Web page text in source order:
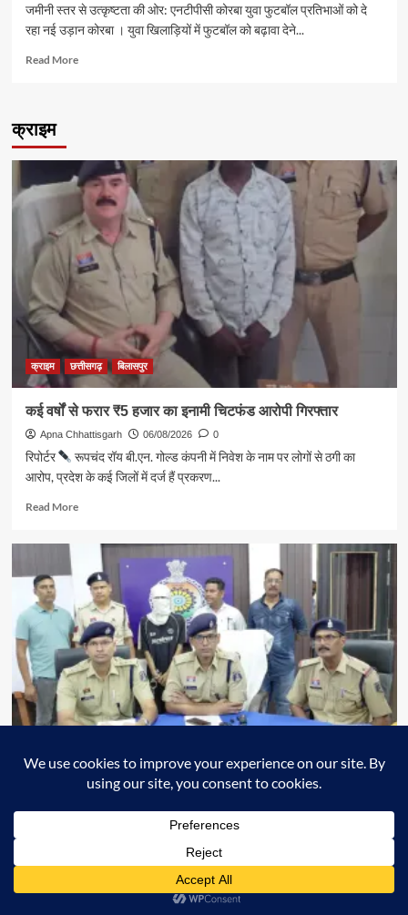
देवांगन
जमीनी स्तर से उत्कृष्टता की ओर: एनटीपीसी कोरबा युवा फुटबॉल प्रतिभाओं को दे
रहा नई उड़ान कोरबा । युवा खिलाड़ियों में फुटबॉल को बढ़ावा देने...
Read MoreRead
जूनियर
बालक
अंतर-
जिला
राज्य
फुटबॉल
चैंपियनशिप
का
शुभारंभ,
उभरती
प्रतिभाओं
को
मिलेगा
नया
मंच
क्राइम
क्राइम छत्तीसगढ़ बिलासपुर
कई वर्षों से फरार ₹5 हजार का इनामी चिटफंड आरोपी गिरफ्तार
Apna Chhattisgarh 06/08/2026 0
रिपोर्टर
रूपचंद रॉय बी.एन. गोल्ड कंपनी में निवेश के नाम पर लोगों से ठगी का
आरोप, प्रदेश के कई जिलों में दर्ज हैं प्रकरण...
Read MoreRead
वर्षों
फरार
₹5
हजार
का
इनामी
चिटफंड
आरोपी
गिरफ्तार
दुर्ग-धमधा रोड पर लूट के दौरान हत्या का 48 घंटे में खुलासा, एक आरोपी
समेत तीन नाबालिग अभिरक्षा में
100 से अधिक सीसीटीवी फुटेज और तकनीकी साक्ष्यों से पुलिस पहुंची आरोपियों तक,
हत्या में प्रयुक्त हथियार व लूटी गई नगदी बरामद दुर्ग । दुर्ग-धमधा...